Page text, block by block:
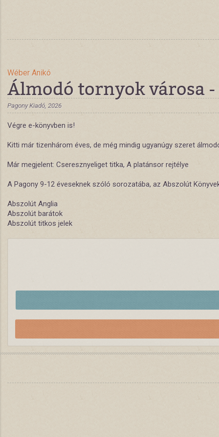
Wéber Anikó
Álmodó tornyok városa -
Pagony Kiadó, 2026
Végre e-könyvben is!
Kitti már tizenhárom éves, de még mindig ugyanúgy szeret
Már megjelent: Cseresznyeliget titka, A platánsor rejtélye
A Pagony 9-12 éveseknek szóló sorozatába, az Abszolút
Abszolút Anglia
Abszolút barátok
Abszolút titkos jelek